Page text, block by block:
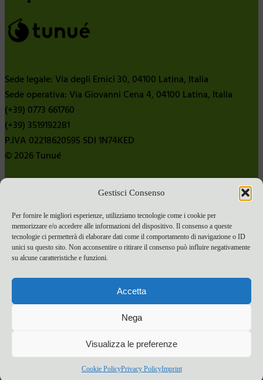
Gestisci Consenso
Per fornire le migliori esperienze, utilizziamo tecnologie come i cookie per
memorizzare e/o accedere alle informazioni del dispositivo. Il consenso a queste
tecnologie ci permetterà di elaborare dati come il comportamento di navigazione o ID
unici su questo sito. Non acconsentire o ritirare il consenso può influire negativamente
su alcune caratteristiche e funzioni.
Accetta
Nega
Visualizza le preferenze
Cookie PolicyPrivacy PolicyImprint
Sede legale: Via degli Ernici 30, 04100 Latina, Italia
Sede operativa: Via Giovanni Cena 4, 04100 Latina, Italia
(+39) 0773 661760
(+39) 3519192281
P.IVA 02218620595 SDI 1N74KED
© 2026 Tunué
Contatti
Pubblica con noi
Termini e condizioni e-commerce
Spese di spedizione
Privacy Policy
Bandi 2025